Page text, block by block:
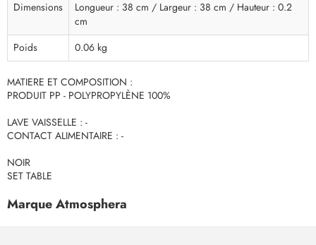
Dimensions
Longueur : 38 cm / Largeur : 38 cm / Hauteur : 0.2
cm
Poids
0.06 kg
MATIERE ET COMPOSITION :
PRODUIT PP - POLYPROPYLÈNE 100%
LAVE VAISSELLE : -
CONTACT ALIMENTAIRE : -
NOIR
SET TABLE
Marque Atmosphera